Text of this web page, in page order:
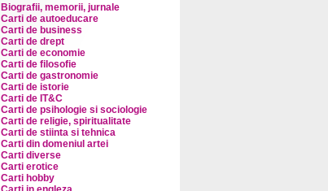
Biografii, memorii, jurnale
Carti de autoeducare
Carti de business
Carti de drept
Carti de economie
Carti de filosofie
Carti de gastronomie
Carti de istorie
Carti de IT&C
Carti de psihologie si sociologie
Carti de religie, spiritualitate
Carti de stiinta si tehnica
Carti din domeniul artei
Carti diverse
Carti erotice
Carti hobby